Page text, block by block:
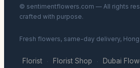
© sentimentflowers.com — All rights
crafted with purpose.
Fresh flowers, same-day delivery,
Florist · Florist Shop · Dubai